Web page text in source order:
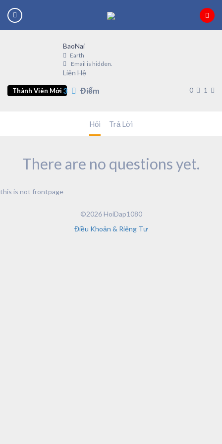
BaoNai
Earth
Email is hidden.
Liên Hệ
Thành Viên Mới 3 Điểm 0 1
Hỏi Trả Lời
There are no questions yet.
this is not frontpage
©2026 HoiDap1080
Điều Khoản & Riêng Tư